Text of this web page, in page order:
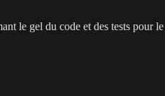
le gel du code et des tests pour